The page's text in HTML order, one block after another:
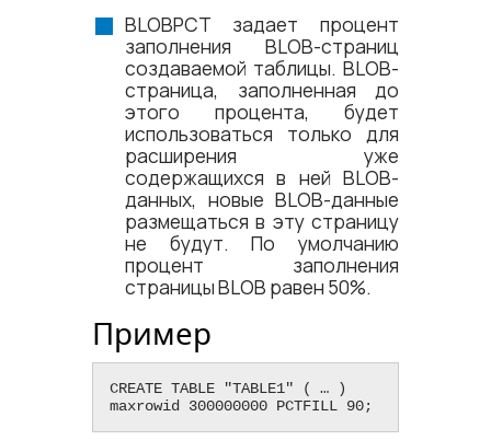
BLOBPCT задает процент
заполнения BLOB-страниц
создаваемой таблицы. BLOB-
страница, заполненная до
этого процента, будет
использоваться только для
расширения уже
содержащихся в ней BLOB-
данных, новые BLOB-данные
размещаться в эту страницу
не будут. По умолчанию
процент заполнения
страницы BLOB равен 50%.
Пример
CREATE TABLE "TABLE1" ( … )
maxrowid 300000000 PCTFILL 90;